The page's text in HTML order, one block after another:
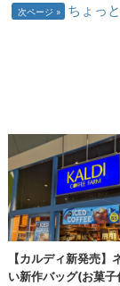
次ページ
ちょっ